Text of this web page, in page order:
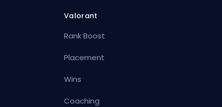
Valorant
Rank Boost
Placement
Wins
Coaching